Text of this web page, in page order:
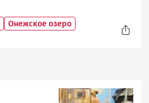
Онежское озеро
Image